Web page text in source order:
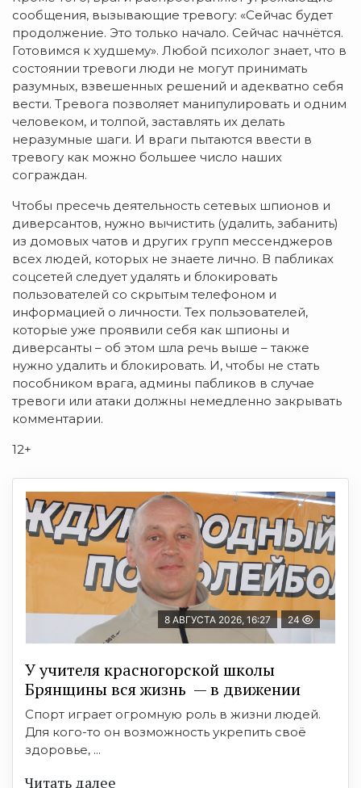
сообщения, вызывающие тревогу: «Сейчас будет
продолжение. Это только начало. Сейчас начнётся.
Готовимся к худшему». Любой психолог знает, что в
состоянии тревоги люди не могут принимать
разумных, взвешенных решений и адекватно себя
вести. Тревога позволяет манипулировать и одним
человеком, и толпой, заставлять их делать
неразумные шаги. И враги пытаются ввести в
тревогу как можно большее число наших
сограждан.
Чтобы пресечь деятельность сетевых шпионов и
диверсантов, нужно вычистить (удалить, забанить)
из домовых чатов и других групп мессенджеров
всех людей, которых не знаете лично. В пабликах
соцсетей следует удалять и блокировать
пользователей со скрытым телефоном и
информацией о личности. Тех пользователей,
которые уже проявили себя как шпионы и
диверсанты – об этом шла речь выше – также
нужно удалить и блокировать. И, чтобы не стать
пособником врага, админы пабликов в случае
тревоги или атаки должны немедленно закрывать
комментарии.
12+
8 АВГУСТА 2026, 16:27 24
У учителя красногорской школы
Брянщины вся жизнь — в движении
Спорт играет огромную роль в жизни людей.
Для кого-то он возможность укрепить своё
здоровье, ...
Читать далее